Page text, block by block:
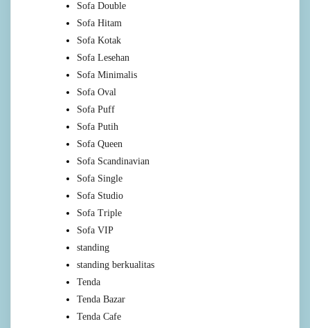
Sofa Double
Sofa Hitam
Sofa Kotak
Sofa Lesehan
Sofa Minimalis
Sofa Oval
Sofa Puff
Sofa Putih
Sofa Queen
Sofa Scandinavian
Sofa Single
Sofa Studio
Sofa Triple
Sofa VIP
standing
standing berkualitas
Tenda
Tenda Bazar
Tenda Cafe